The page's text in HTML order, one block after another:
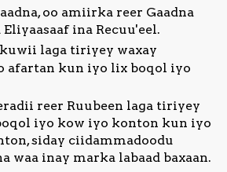
oo amiirka reer Gaadna
ina Recuu'eel.
laga tiriyey waxay
afartan kun iyo lix boqol iyo
reer Ruubeen laga tiriyey
iyo kow iyo konton kun iyo
siday ciidammadoodu
waa inay marka labaad baxaan.